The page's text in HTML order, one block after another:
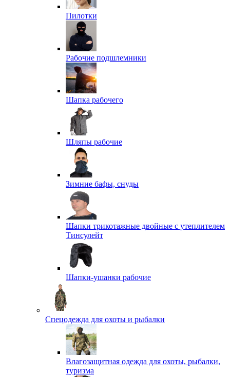
Пилотки
Рабочие подшлемники
Шапка рабочего
Шляпы рабочие
Зимние бафы, снуды
Шапки трикотажные двойные с утеплителем
Тинсулейт
Шапки-ушанки рабочие
Спецодежда для охоты и рыбалки
Влагозащитная одежда для охоты, рыбалки,
туризма